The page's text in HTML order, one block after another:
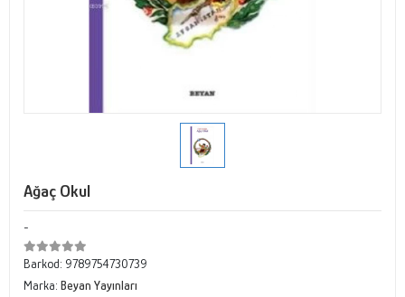
Ağaç Okul
-
Barkod: 9789754730739
Marka: Beyan Yayınları